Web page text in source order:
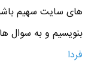
های سایت سهیم
بنویسیم و به سوال
فردا